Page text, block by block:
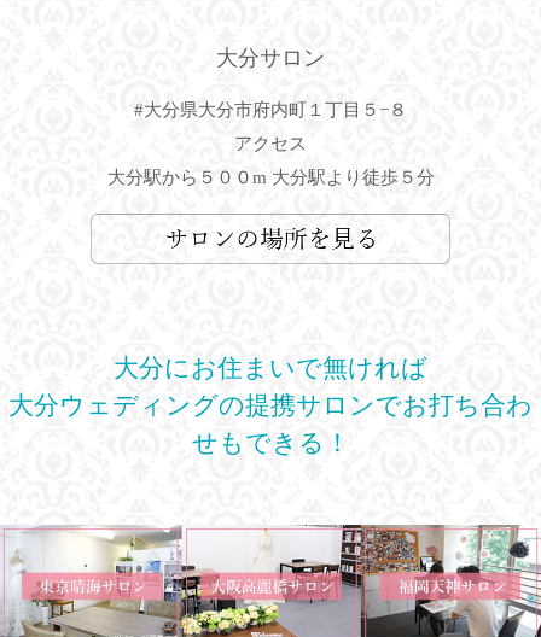
大分サロン
#大分県大分市府内町１丁目５−８
アクセス
大分駅から５００m 大分駅より徒歩５分
大分にお住まいで無ければ
大分ウェディングの提携サロンでお打ち合わ
せもできる！